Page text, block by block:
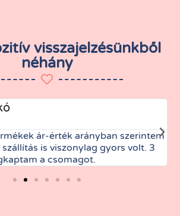
visszajelzésünkből
néhány
ár-érték arányban szerintem
is viszonylag gyors volt. 3
a csomagot.